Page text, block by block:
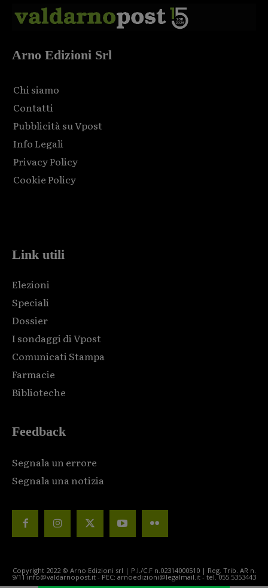
Arno Edizioni Srl
Chi siamo
Contatti
Pubblicità su Vpost
Info Legali
Privacy Policy
Cookie Policy
Link utili
Elezioni
Speciali
Dossier
I sondaggi di Vpost
Comunicati Stampa
Farmacie
Biblioteche
Feedback
Segnala un errore
Segnala una notizia
Copyright 2022 © Arno Edizioni srl | P.I./C.F n.02314000510 | Reg. Trib. AR n.
9/11 info@valdarnopost.it - PEC: arnoedizioni@legalmail.it - tel. 055.5353443